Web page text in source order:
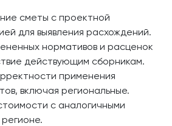
сметы с проектной
для выявления расхождений.
нормативов и расценок
действующим сборникам.
применения
включая региональные.
с аналогичными